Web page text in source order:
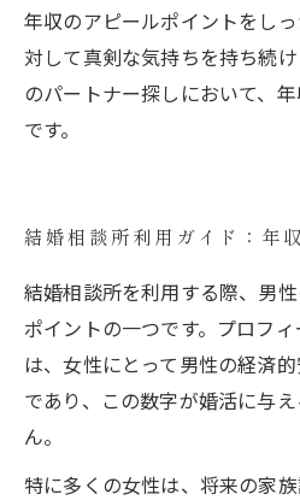
年収のアピールポイントをし
対して真剣な気持ちを持ち続
のパートナー探しにおいて、
です。
結婚相談所利用ガイド：年
結婚相談所を利用する際、男
ポイントの一つです。プロフ
は、女性にとって男性の経済
であり、この数字が婚活に与
ん。
特に多くの女性は、将来の家